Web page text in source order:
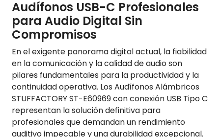
Audífonos USB-C Profesionales
para Audio Digital Sin
Compromisos
En el exigente panorama digital actual, la fiabilidad
en la comunicación y la calidad de audio son
pilares fundamentales para la productividad y la
continuidad operativa. Los Audífonos Alámbricos
STUFFACTORY ST-E60969 con conexión USB Tipo C
representan la solución definitiva para
profesionales que demandan un rendimiento
auditivo impecable y una durabilidad excepcional.